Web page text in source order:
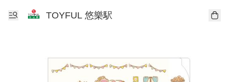
TOYFUL 悠樂駅